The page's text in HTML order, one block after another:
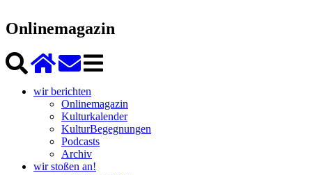
Onlinemagazin
wir berichten
Onlinemagazin
Kulturkalender
KulturBegegnungen
Podcasts
Archiv
wir stoßen an!